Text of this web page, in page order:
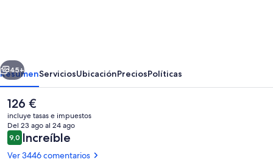
II
Siguiente
45+
ResumenServiciosUbicaciónPreciosPolíticas
El
precio
actual
es
de
126 €
126 €
incluye tasas e impuestos
Del 23 ago al 24 ago
Comentarios
9,09,0 de 10
Increíble
Ver 3446 comentarios